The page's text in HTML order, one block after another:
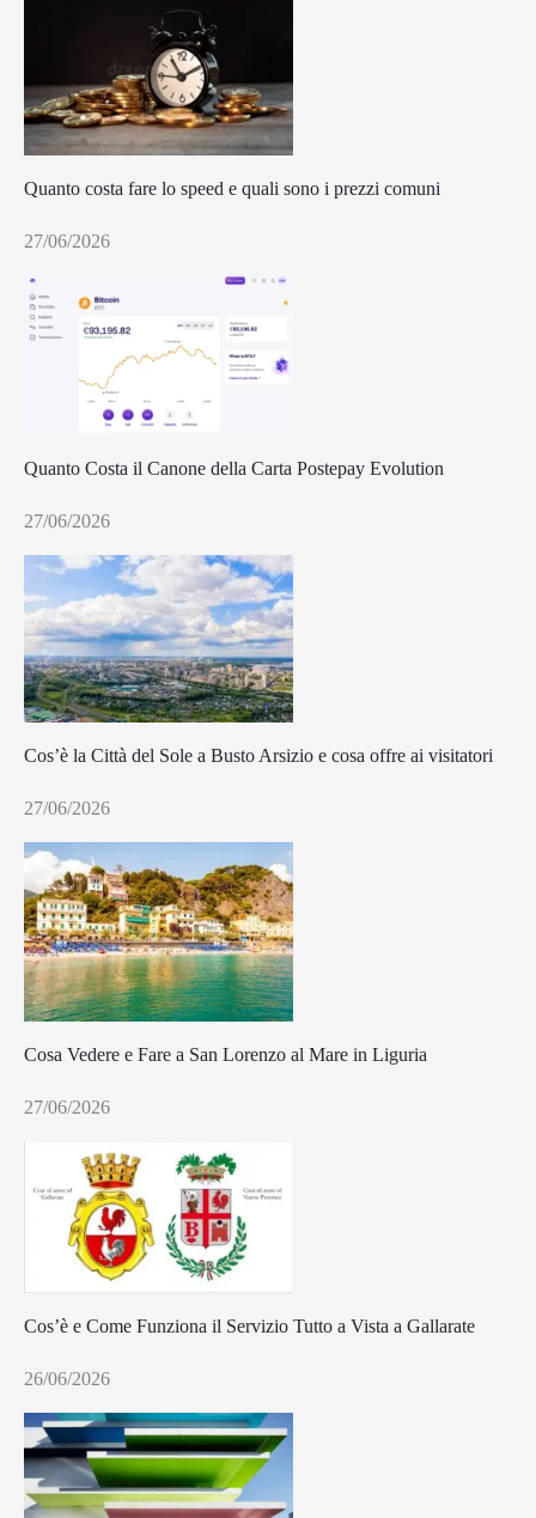
Quanto costa fare lo speed e quali sono i prezzi comuni
27/06/2026
Quanto Costa il Canone della Carta Postepay Evolution
27/06/2026
Cos’è la Città del Sole a Busto Arsizio e cosa offre ai visitatori
27/06/2026
Cosa Vedere e Fare a San Lorenzo al Mare in Liguria
27/06/2026
Cos’è e Come Funziona il Servizio Tutto a Vista a Gallarate
26/06/2026